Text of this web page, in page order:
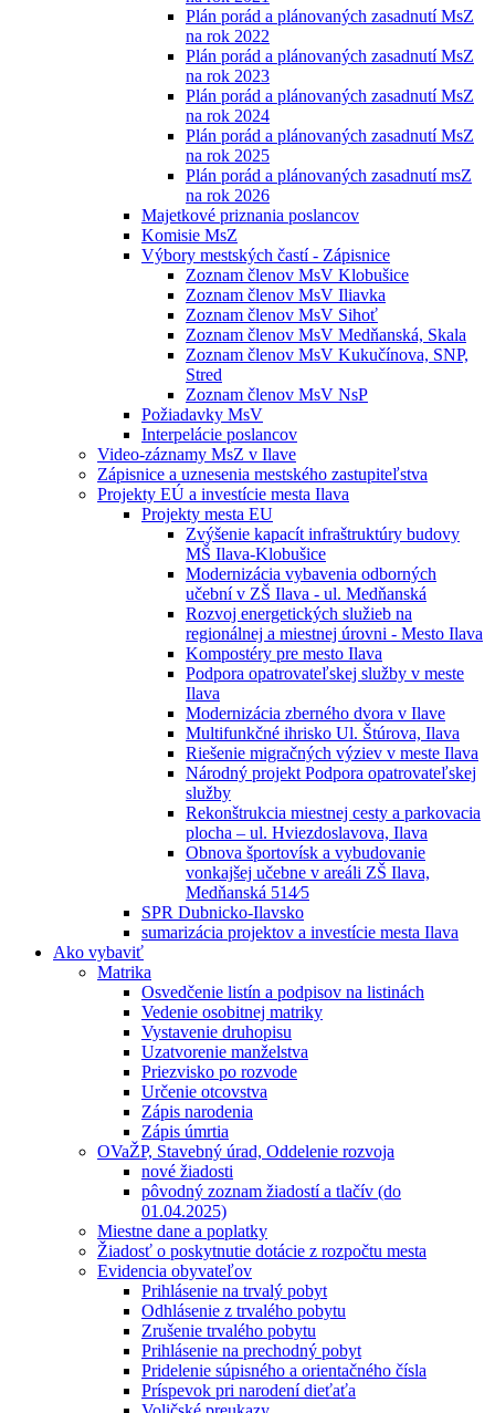
Plán porád a plánovaných zasadnutí MsZ
na rok 2022
Plán porád a plánovaných zasadnutí MsZ
na rok 2023
Plán porád a plánovaných zasadnutí MsZ
na rok 2024
Plán porád a plánovaných zasadnutí MsZ
na rok 2025
Plán porád a plánovaných zasadnutí msZ
na rok 2026
Majetkové priznania poslancov
Komisie MsZ
Výbory mestských častí - Zápisnice
Zoznam členov MsV Klobušice
Zoznam členov MsV Iliavka
Zoznam členov MsV Sihoť
Zoznam členov MsV Medňanská, Skala
Zoznam členov MsV Kukučínova, SNP,
Stred
Zoznam členov MsV NsP
Požiadavky MsV
Interpelácie poslancov
Video-záznamy MsZ v Ilave
Zápisnice a uznesenia mestského zastupiteľstva
Projekty EÚ a investície mesta Ilava
Projekty mesta EU
Zvýšenie kapacít infraštruktúry budovy
MŠ Ilava-Klobušice
Modernizácia vybavenia odborných
učební v ZŠ Ilava - ul. Medňanská
Rozvoj energetických služieb na
regionálnej a miestnej úrovni - Mesto Ilava
Kompostéry pre mesto Ilava
Podpora opatrovateľskej služby v meste
Ilava
Modernizácia zberného dvora v Ilave
Multifunkčné ihrisko Ul. Štúrova, Ilava
Riešenie migračných výziev v meste Ilava
Národný projekt Podpora opatrovateľskej
služby
Rekonštrukcia miestnej cesty a parkovacia
plocha – ul. Hviezdoslavova, Ilava
Obnova športovísk a vybudovanie
vonkajšej učebne v areáli ZŠ Ilava,
Medňanská 514⁄5
SPR Dubnicko-Ilavsko
sumarizácia projektov a investície mesta Ilava
Ako vybaviť
Matrika
Osvedčenie listín a podpisov na listinách
Vedenie osobitnej matriky
Vystavenie druhopisu
Uzatvorenie manželstva
Priezvisko po rozvode
Určenie otcovstva
Zápis narodenia
Zápis úmrtia
OVaŽP, Stavebný úrad, Oddelenie rozvoja
nové žiadosti
pôvodný zoznam žiadostí a tlačív (do
01.04.2025)
Miestne dane a poplatky
Žiadosť o poskytnutie dotácie z rozpočtu mesta
Evidencia obyvateľov
Prihlásenie na trvalý pobyt
Odhlásenie z trvalého pobytu
Zrušenie trvalého pobytu
Prihlásenie na prechodný pobyt
Pridelenie súpisného a orientačného čísla
Príspevok pri narodení dieťaťa